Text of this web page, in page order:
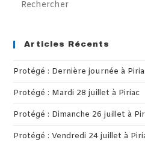
Articles Récents
Protégé : Dernière journée à
Protégé : Mardi 28 juillet à Piriac
Protégé : Dimanche 26 juillet à
Protégé : Vendredi 24 juillet à